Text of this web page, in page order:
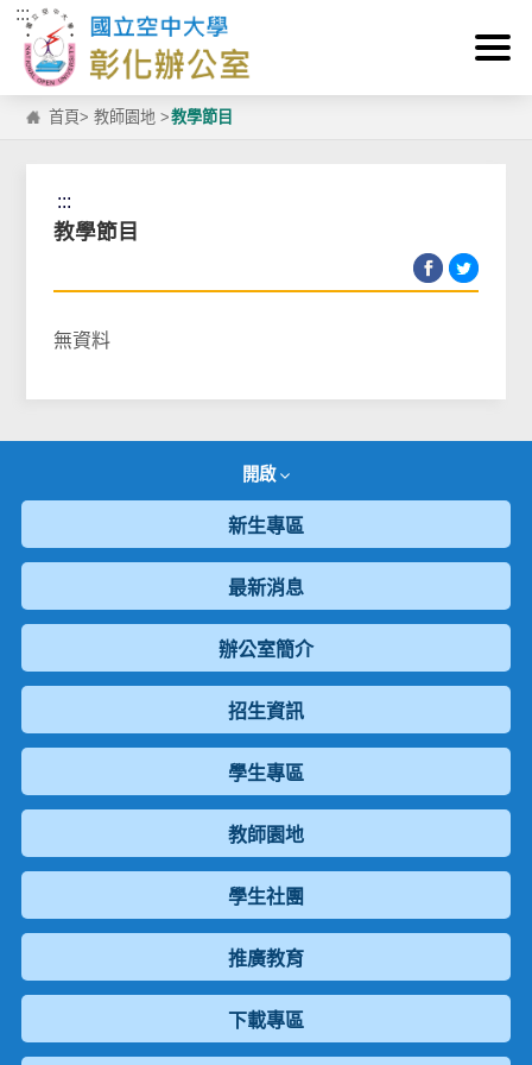
跳到主要內容區塊
:::
首頁>教師園地 >教學節目
:::
教學節目
無資料
開啟
新生專區
最新消息
辦公室簡介
招生資訊
學生專區
教師園地
學生社團
推廣教育
下載專區